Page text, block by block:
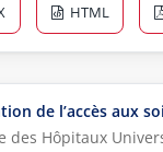
HTML
de l’accès aux
des Hôpitaux